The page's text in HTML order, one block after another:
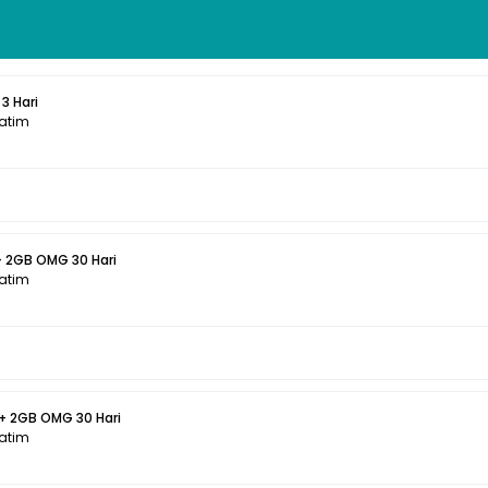
Hari
OMG 30 Hari
2GB OMG 30 Hari